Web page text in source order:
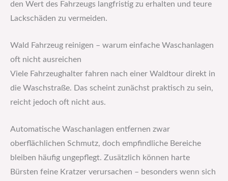
den Wert des Fahrzeugs langfristig zu erhalten und teure
Lackschäden zu vermeiden.
Wald Fahrzeug reinigen – warum einfache Waschanlagen
oft nicht ausreichen
Viele Fahrzeughalter fahren nach einer Waldtour direkt in
die Waschstraße. Das scheint zunächst praktisch zu sein,
reicht jedoch oft nicht aus.
Automatische Waschanlagen entfernen zwar
oberflächlichen Schmutz, doch empfindliche Bereiche
bleiben häufig ungepflegt. Zusätzlich können harte
Bürsten feine Kratzer verursachen – besonders wenn sich